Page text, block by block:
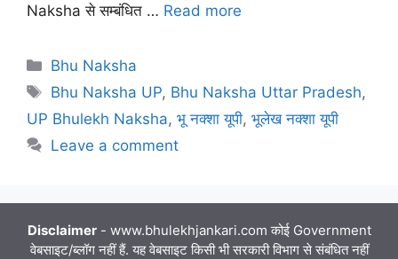
Naksha से सम्बंधित … Read more
Categories
Bhu Naksha
Tags
Bhu Naksha UP, Bhu Naksha Uttar Pradesh,
UP Bhulekh Naksha, भू नक्शा यूपी, भूलेख नक्शा यूपी
Leave a comment
Disclaimer- www.bhulekhjankari.com कोई Government
वेबसाइट/ब्लॉग नहीं हैं. यह वेबसाइट किसी भी सरकारी विभाग से संबंधित नहीं